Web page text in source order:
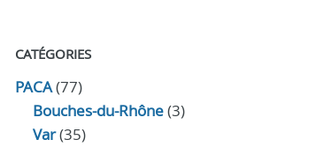
CATÉGORIES
PACA(77)
Bouches-du-Rhône(3)
Var(35)